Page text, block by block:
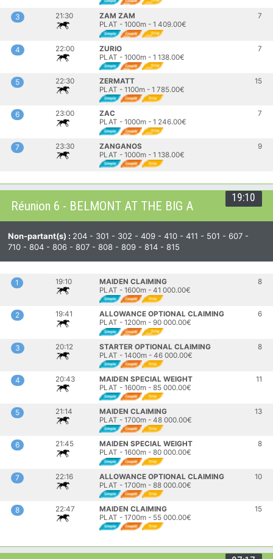
3 21:30
ZAM ZAM
PLAT - 1000m - 1 409.00€
7
4 22:00
ZURIO
PLAT - 1000m - 1 138.00€
7
5 22:30
ZERMATT
PLAT - 1100m - 1 785.00€
15
6 23:00
ZAC
PLAT - 1000m - 1 246.00€
7
7 23:30
ZANGANOS
PLAT - 1000m - 1 138.00€
9
19:10
Réunion 6 - BELMONT AT THE BIG A
Non-partant(s) : 204 - 301 - 302 - 409 - 410 - 411 - 501 - 607 -
710 - 804 - 806 - 807 - 808 - 809 - 814 - 815
1 19:10
MAIDEN CLAIMING
PLAT - 1600m - 41 000.00€
8
2 19:41
ALLOWANCE OPTIONAL CLAIMING
PLAT - 1200m - 90 000.00€
6
3 20:12
STARTER OPTIONAL CLAIMING
PLAT - 1400m - 46 000.00€
8
4 20:43
MAIDEN SPECIAL WEIGHT
PLAT - 1600m - 85 000.00€
11
5 21:14
MAIDEN CLAIMING
PLAT - 1700m - 48 000.00€
13
6 21:45
MAIDEN SPECIAL WEIGHT
PLAT - 1600m - 80 000.00€
8
7 22:16
ALLOWANCE OPTIONAL CLAIMING
PLAT - 1700m - 88 000.00€
10
8 22:47
MAIDEN CLAIMING
PLAT - 1700m - 55 000.00€
15